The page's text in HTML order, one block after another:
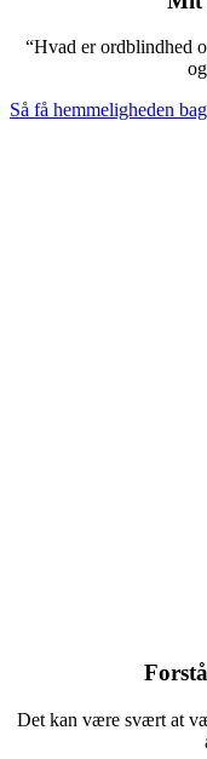
“Hvad er ordblindhed
Så få hemmeligheden
Det kan være svært at